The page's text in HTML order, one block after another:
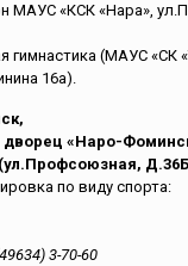
МАУС «КСК «Нара»,
гимнастика (МАУС «СК
16а).
«Наро-
по виду спорта:
3-70-60